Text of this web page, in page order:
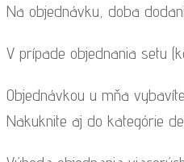
Na objednávku, doba
V prípade objednania setu
Objednávkou u mňa
Nakuknite aj do kategórie